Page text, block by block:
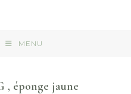
MENU
, éponge jaune